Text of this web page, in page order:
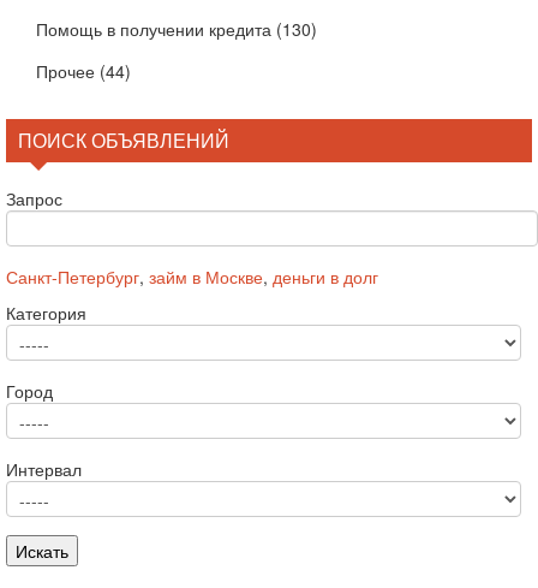
Помощь в получении кредита (130)
Прочее (44)
ПОИСК ОБЪЯВЛЕНИЙ
Запрос
Санкт-Петербург, займ в Москве, деньги в долг
Категория
Город
Интервал